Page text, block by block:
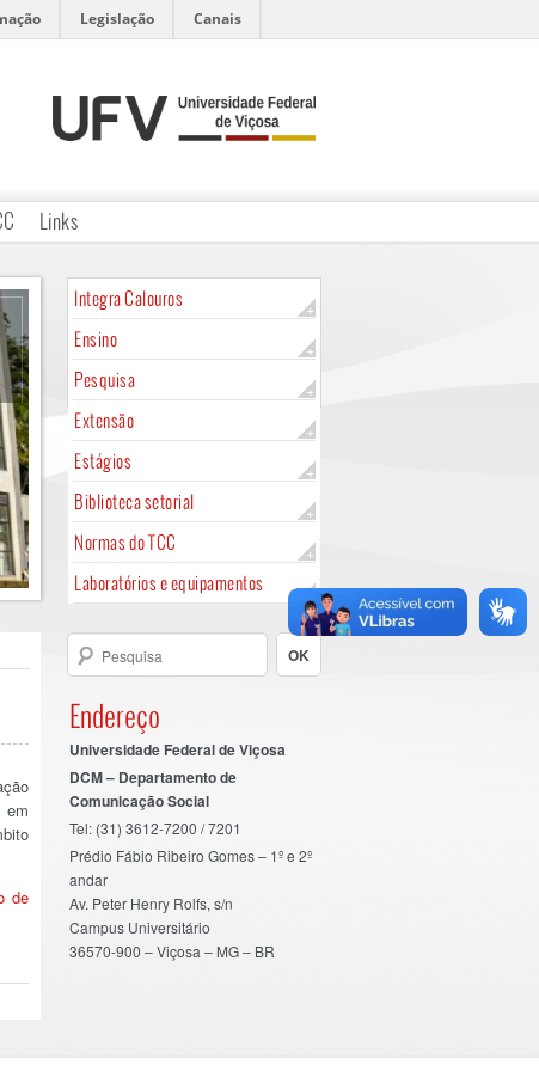
Legislação Canais
Links
Integra Calouros
Ensino
Pesquisa
Extensão
Estágios
Biblioteca setorial
Normas do TCC
Laboratórios e equipamentos
Endereço
Universidade Federal de Viçosa
DCM – Departamento de
Comunicação Social
Tel: (31) 3612-7200 / 7201
Prédio Fábio Ribeiro Gomes – 1º e 2º
andar
Av. Peter Henry Rolfs, s/n
Campus Universitário
36570-900 – Viçosa – MG – BR
de